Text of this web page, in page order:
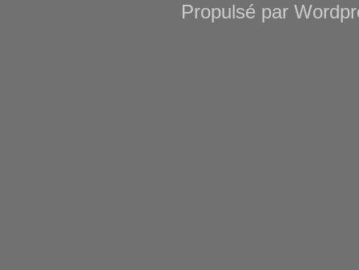
Propulsé par